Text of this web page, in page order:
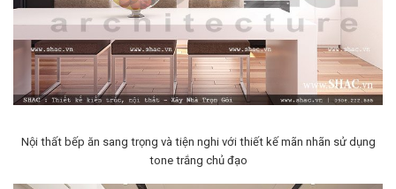
Nội thất bếp ăn sang trọng và tiện nghi với thiết kế mãn nhãn sử dụng
tone trắng chủ đạo